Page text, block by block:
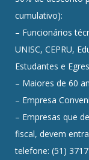
cumulativo):
– Funcionários
UNISC, CEPRU,
Estudantes e
– Maiores de 60
– Empresa
– Empresas que
fiscal, devem
telefone: (51)